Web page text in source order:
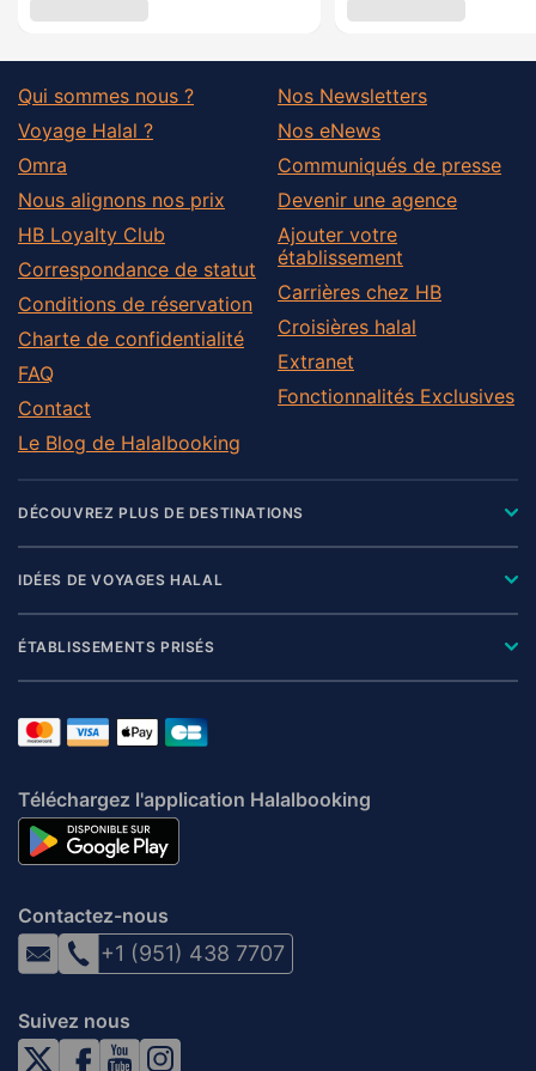
Qui sommes nous ?
Voyage Halal ?
Omra
Nous alignons nos prix
HB Loyalty Club
Correspondance de statut
Conditions de réservation
Charte de confidentialité
FAQ
Contact
Le Blog de Halalbooking
Nos Newsletters
Nos eNews
Communiqués de presse
Devenir une agence
Ajouter votre
établissement
Carrières chez HB
Croisières halal
Extranet
Fonctionnalités Exclusives
DÉCOUVREZ PLUS DE DESTINATIONS
IDÉES DE VOYAGES HALAL
ÉTABLISSEMENTS PRISÉS
Téléchargez l'application Halalbooking
Contactez-nous
+1 (951) 438 7707
Suivez nous